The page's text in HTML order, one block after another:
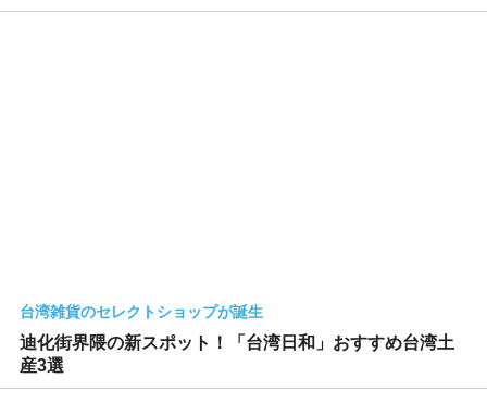
台湾雑貨のセレクトショップが誕生
迪化街界隈の新スポット！「台湾日和」おすすめ台湾土
産3選